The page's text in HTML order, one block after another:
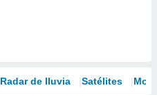
Radar de lluvia Satélites